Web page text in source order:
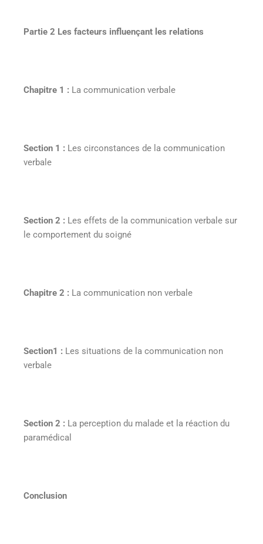
Partie 2 Les facteurs influençant les relations
Chapitre 1 : La communication verbale
Section 1 : Les circonstances de la communication
verbale
Section 2 : Les effets de la communication verbale sur
le comportement du soigné
Chapitre 2 : La communication non verbale
Section1 : Les situations de la communication non
verbale
Section 2 : La perception du malade et la réaction du
paramédical
Conclusion